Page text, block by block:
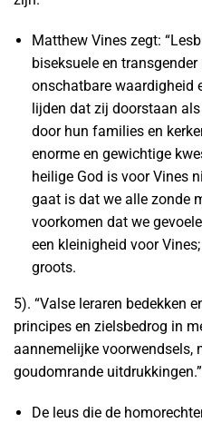
Matthew Vines zegt:
biseksuele en
onschatbare waardigheid
lijden dat zij doorstaan
door hun families en
enorme en gewichtige
heilige God is voor Vines
gaat is dat we alle zonde
voorkomen dat we
een kleinigheid voor
groots.
5). “Valse leraren bedekken
principes en zielsbedrog in
aannemelijke voorwendsels,
goudomrande uitdrukkingen.”
De leus die de